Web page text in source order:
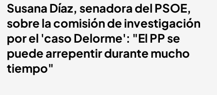
Susana Díaz, senadora del PSOE,
sobre la comisión de investigación
por el 'caso Delorme': "El PP se
puede arrepentir durante mucho
tiempo"